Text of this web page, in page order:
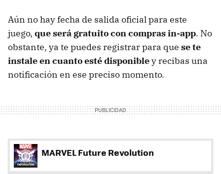
Aún no hay fecha de salida oficial para este
juego, que será gratuito con compras in-app. No
obstante, ya te puedes registrar para que se te
instale en cuanto esté disponibley recibas una
notificación en ese preciso momento.
MARVEL Future Revolution